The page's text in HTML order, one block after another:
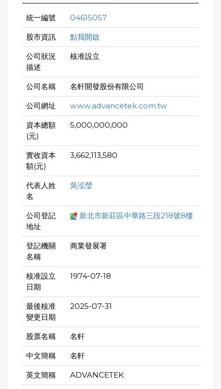
統一編號 04615057
股市資訊 點我開啟
公司狀況
描述
核准設立
公司名稱 名軒開發股份有限公司
公司網址 www.advancetek.com.tw
資本總額
(元)
5,000,000,000
實收資本
額(元)
3,662,113,580
代表人姓
名
吳泓瑩
公司登記
地址
新北市新莊區中華路三段218號8樓
登記機關
名稱
商業發展署
核准設立
日期
1974-07-18
最後核准
變更日期
2025-07-31
股票名稱 名軒
中文簡稱 名軒
英文簡稱 ADVANCETEK